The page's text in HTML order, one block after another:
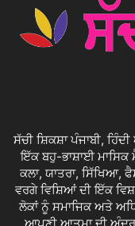
ਸੱਚੀ ਸ਼ਿਕਸ਼ਾ ਪੰਜਾਬੀ,
ਇੱਕ ਬਹੁ-ਭਾਸ਼ਾਈ ਮਾਸਿਕ
ਕਲਾ, ਯਾਤਰਾ, ਸਿੱਖਿਆ,
ਵਰਗੇ ਵਿਸ਼ਿਆਂ ਦੀ ਇੱਕ
ਲੋਕਾਂ ਨੂੰ ਸਮਾਜਿਕ ਅਤੇ